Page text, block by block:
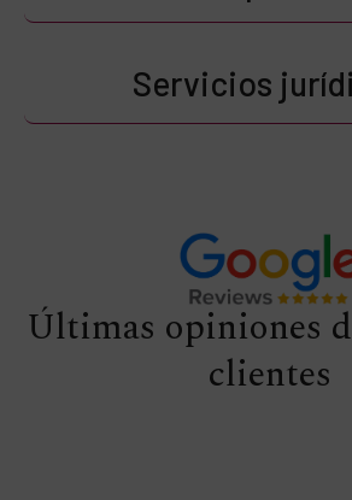
Servicios
Últimas opiniones
clientes